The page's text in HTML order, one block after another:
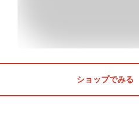
ショップでみる